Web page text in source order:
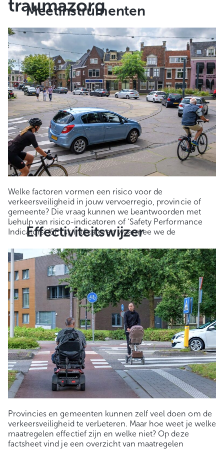
traumazorg
Meetinstrumenten
Welke factoren vormen een risico voor de
verkeersveiligheid in jouw vervoerregio, provincie of
gemeente? Die vraag kunnen we beantwoorden met
behulp van risico-indicatoren of ‘Safety Performance
Indicators’ (SPI’s): indicatoren waarmee we de
Effectiviteitswijzer
Provincies en gemeenten kunnen zelf veel doen om de
verkeersveiligheid te verbeteren. Maar hoe weet je welke
maatregelen effectief zijn en welke niet? Op deze
factsheet vind je een overzicht van maatregelen